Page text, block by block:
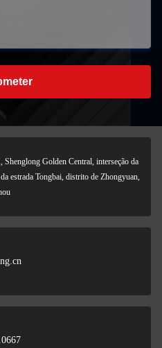
Shenglong Golden Central, interseção da
estrada Tongbai, distrito de Zhongyuan,